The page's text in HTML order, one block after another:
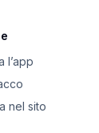
l’app
nel sito